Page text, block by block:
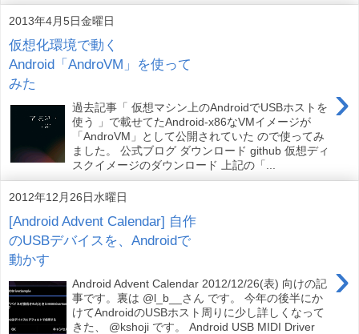
2013年4月5日金曜日
仮想化環境で動く
Android「AndroVM」を使って
みた
›
過去記事「 仮想マシン上のAndroidでUSBホストを
使う 」で載せてたAndroid-x86なVMイメージが
「AndroVM」として公開されていた ので使ってみ
ました。 公式ブログ ダウンロード github 仮想ディ
スクイメージのダウンロード 上記の「...
2012年12月26日水曜日
[Android Advent Calendar] 自作
のUSBデバイスを、Androidで
動かす
›
Android Advent Calendar 2012/12/26(表) 向けの記
事です。裏は @l_b__さん です。 今年の後半にか
けてAndroidのUSBホスト周りに少し詳しくなって
きた、 @kshoji です。 Android USB MIDI Driver